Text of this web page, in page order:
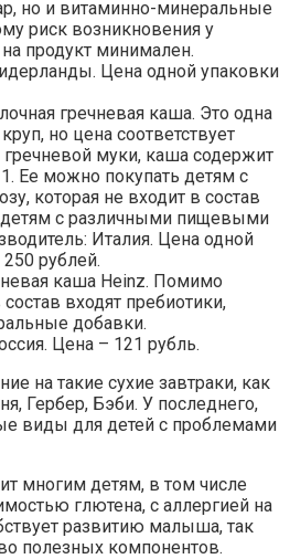
но и витаминно-минеральные
риск возникновения у
продукт минимален.
Цена одной упаковки
гречневая каша. Это одна
но цена соответствует
муки, каша содержит
Ее можно покупать детям с
которая не входит в состав
детям с различными пищевыми
Италия. Цена одной
рублей.
каша Heinz. Помимо
входят пребиотики,
добавки.
Цена – 121 рубль.
на такие сухие завтраки, как
Гербер, Бэби. У последнего,
виды для детей с проблемами
многим детям, в том числе
глютена, с аллергией на
развитию малыша, так
полезных компонентов.